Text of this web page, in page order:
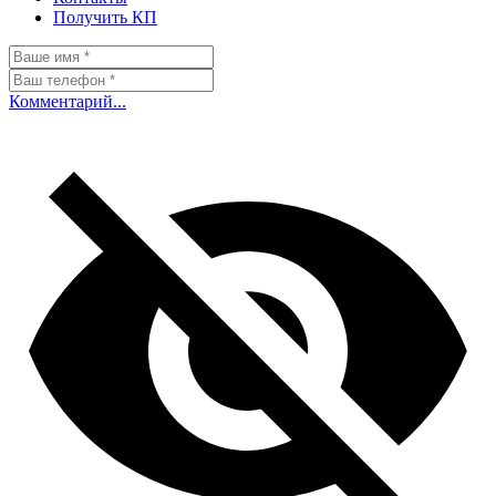
Получить КП
Комментарий...